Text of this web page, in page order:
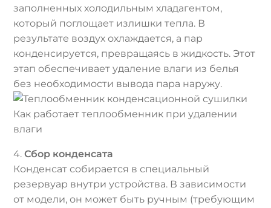
заполненных холодильным хладагентом,
который поглощает излишки тепла. В
результате воздух охлаждается, а пар
конденсируется, превращаясь в жидкость. Этот
этап обеспечивает удаление влаги из белья
без необходимости вывода пара наружу.
Как работает теплообменник при удалении
влаги
4.Сбор конденсата
Конденсат собирается в специальный
резервуар внутри устройства. В зависимости
от модели, он может быть ручным (требующим